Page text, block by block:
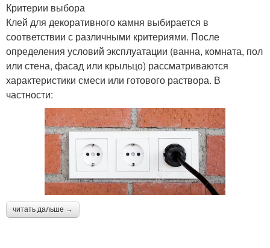
Критерии выбора
Клей для декоративного камня выбирается в
соответствии с различными критериями. После
определения условий эксплуатации (ванна, комната, пол
или стена, фасад или крыльцо) рассматриваются
характеристики смеси или готового раствора. В
частности:
читать дальше →